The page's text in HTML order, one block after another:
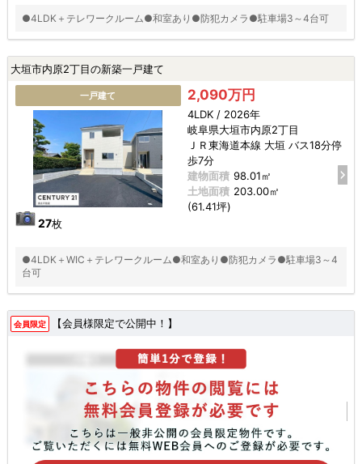
●4LDK＋テレワークルーム●和室あり●防犯カメラ●駐車場3～4台可
大垣市内原2丁目の新築一戸建て
一戸建て
27枚
2,090万円
4LDK / 2026年
岐阜県大垣市内原2丁目
ＪＲ東海道本線 大垣 バス18分停
歩7分
建物面積 98.01㎡
土地面積 203.00㎡
(61.41坪)
●4LDK＋WIC＋テレワークルーム●和室あり●防犯カメラ●駐車場3～4
台可
会員限定 【会員様限定で公開中！】